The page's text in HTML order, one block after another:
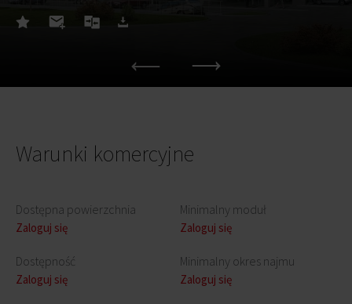
Warunki komercyjne
Dostępna powierzchnia
Zaloguj się
Dostępność
Zaloguj się
Minimalny moduł
Zaloguj się
Minimalny okres najmu
Zaloguj się